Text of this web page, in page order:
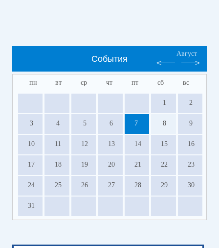
События
Август
пн вт ср чт пт сб вс
1 2
3 4 5 6 7 8 9
10 11 12 13 14 15 16
17 18 19 20 21 22 23
24 25 26 27 28 29 30
31